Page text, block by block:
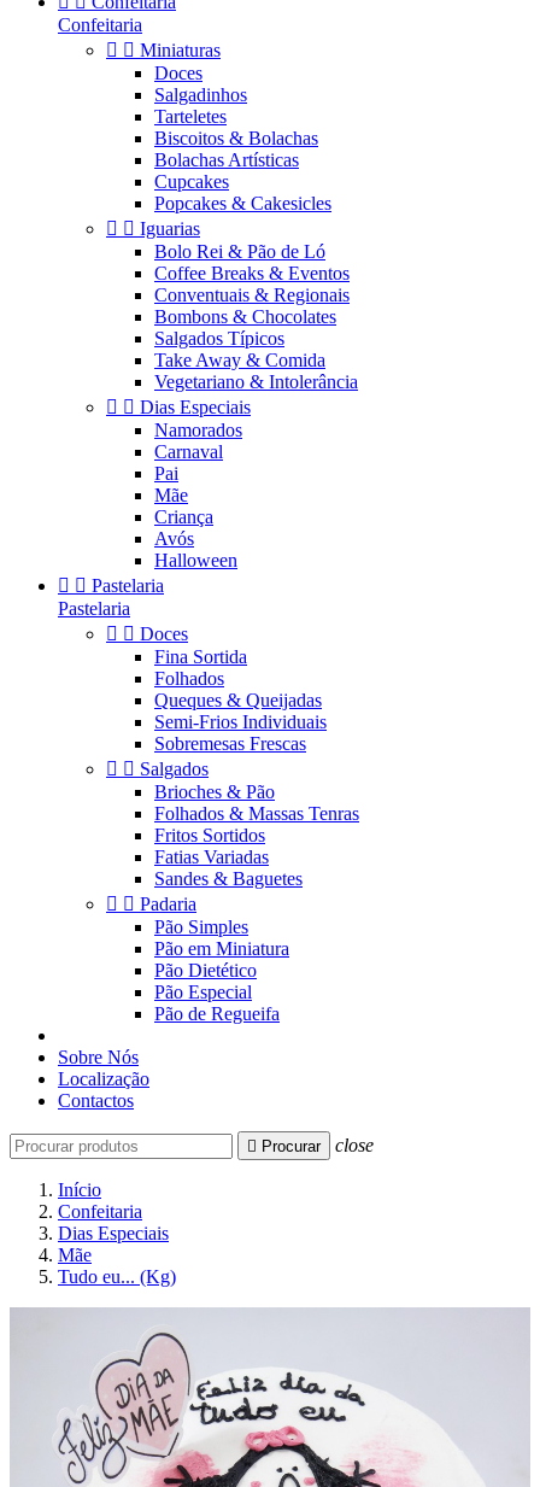
Confeitaria
  Miniaturas
Doces
Salgadinhos
Tarteletes
Biscoitos & Bolachas
Bolachas Artísticas
Cupcakes
Popcakes & Cakesicles
  Iguarias
Bolo Rei & Pão de Ló
Coffee Breaks & Eventos
Conventuais & Regionais
Bombons & Chocolates
Salgados Típicos
Take Away & Comida
Vegetariano & Intolerância
  Dias Especiais
Namorados
Carnaval
Pai
Mãe
Criança
Avós
Halloween
  Pastelaria
Pastelaria
  Doces
Fina Sortida
Folhados
Queques & Queijadas
Semi-Frios Individuais
Sobremesas Frescas
  Salgados
Brioches & Pão
Folhados & Massas Tenras
Fritos Sortidos
Fatias Variadas
Sandes & Baguetes
  Padaria
Pão Simples
Pão em Miniatura
Pão Dietético
Pão Especial
Pão de Regueifa
Sobre Nós
Localização
Contactos
 Procurar close
Início
Confeitaria
Dias Especiais
Mãe
Tudo eu... (Kg)